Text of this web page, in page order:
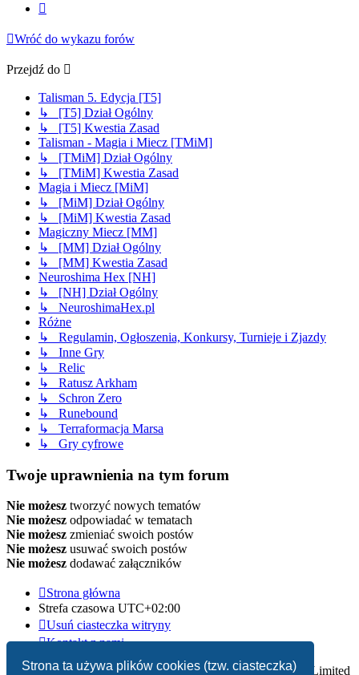
Strona ta używa plików cookies (tzw. ciasteczka)
Wróć do wykazu forów
Przejdź do
Talisman 5. Edycja [T5]
↳ [T5] Dział Ogólny
↳ [T5] Kwestia Zasad
Talisman - Magia i Miecz [TMiM]
↳ [TMiM] Dział Ogólny
↳ [TMiM] Kwestia Zasad
Magia i Miecz [MiM]
↳ [MiM] Dział Ogólny
↳ [MiM] Kwestia Zasad
Magiczny Miecz [MM]
↳ [MM] Dział Ogólny
↳ [MM] Kwestia Zasad
Neuroshima Hex [NH]
↳ [NH] Dział Ogólny
↳ NeuroshimaHex.pl
Różne
↳ Regulamin, Ogłoszenia, Konkursy, Turnieje i Zjazdy
↳ Inne Gry
↳ Relic
↳ Ratusz Arkham
↳ Schron Zero
↳ Runebound
↳ Terraformacja Marsa
↳ Gry cyfrowe
Twoje uprawnienia na tym forum
Nie możesz tworzyć nowych tematów
Nie możesz odpowiadać w tematach
Nie możesz zmieniać swoich postów
Nie możesz usuwać swoich postów
Nie możesz dodawać załączników
Strona główna
Strefa czasowa UTC+02:00
Usuń ciasteczka witryny
Kontakt z nami
Technologię dostarczaphpBB® Forum Software © phpBB Limited